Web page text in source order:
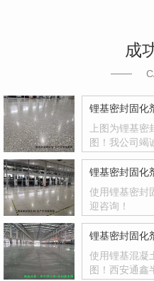
成
锂基密封固化
上图为锂基
图！我公司竭
锂基密封固化
使用锂基密封
迎咨询！
锂基密封固化
使用锂基混凝
图！西安通鑫